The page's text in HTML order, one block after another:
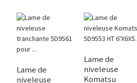
Lame de
niveleuse
Lame de
niveleuse
Komatsu